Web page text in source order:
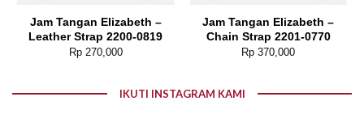
Jam Tangan Elizabeth –
Leather Strap 2200-0819
Rp270,000
Jam Tangan Elizabeth –
Chain Strap 2201-0770
Rp 370,000
IKUTI INSTAGRAM KAMI